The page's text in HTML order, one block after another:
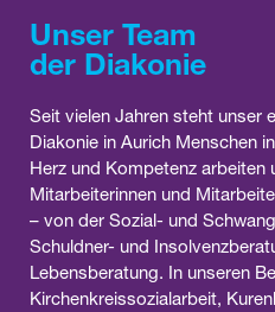
Unser Team
der Diakonie
Seit vielen Jahren steht unser
Diakonie in Aurich Menschen
Herz und Kompetenz arbeiten
Mitarbeiterinnen und
– von der Sozial- und
Schuldner- und
Lebensberatung. In unseren
Kirchenkreissozialarbeit,